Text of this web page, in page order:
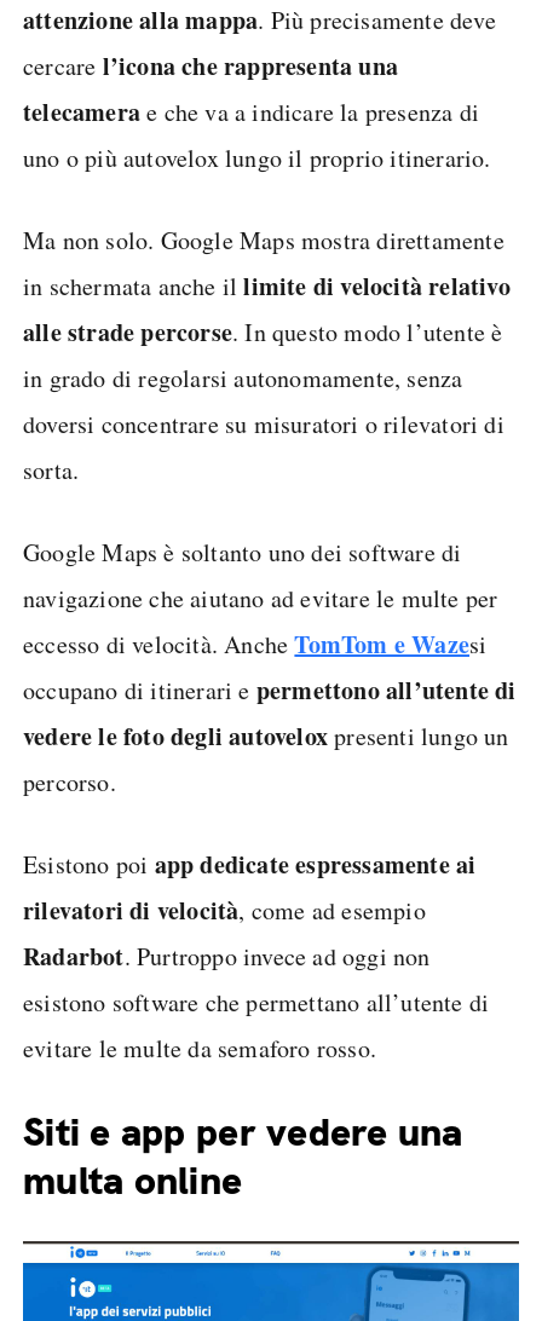
attenzione alla mappa. Più precisamente deve
cercare l’icona che rappresenta una
telecamerae che va a indicare la presenza di
uno o più autovelox lungo il proprio itinerario.
Ma non solo. Google Maps mostra direttamente
in schermata anche illimite di velocità relativo
alle strade percorse. In questo modo l’utente è
in grado di regolarsi autonomamente, senza
doversi concentrare su misuratori o rilevatori di
sorta.
Google Maps è soltanto uno dei software di
navigazione che aiutano ad evitare le multe per
eccesso di velocità. AncheTomTom e Wazesi
occupano di itinerari e permettono all’utente di
vedere le foto degli autoveloxpresenti lungo un
percorso.
Esistono poi app dedicate espressamente ai
rilevatori di velocità, come ad esempio
Radarbot. Purtroppo invece ad oggi non
esistono software che permettano all’utente di
evitare le multe da semaforo rosso.
Siti e app per vedere una
multa online